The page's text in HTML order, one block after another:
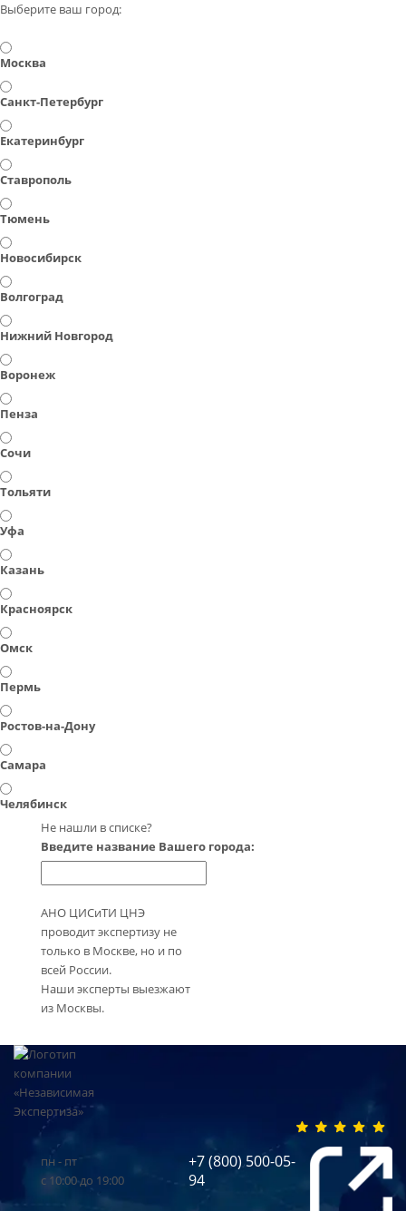
Выберите ваш город:
Москва
Санкт-Петербург
Екатеринбург
Ставрополь
Тюмень
Новосибирск
Волгоград
Нижний Новгород
Воронеж
Пенза
Сочи
Тольяти
Уфа
Казань
Красноярск
Омск
Пермь
Ростов-на-Дону
Самара
Челябинск
Не нашли в списке?
Введите название Вашего города:
АНО ЦИСиТИ ЦНЭ
проводит экспертизу не
только в Москве, но и по
всей России.
Наши эксперты выезжают
из Москвы.
пн - пт
с 10:00 до 19:00
+7 (800) 500-05-
94